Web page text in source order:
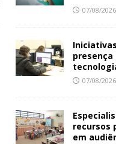
07/08/2026
presença
07/08/2026
recursos
em